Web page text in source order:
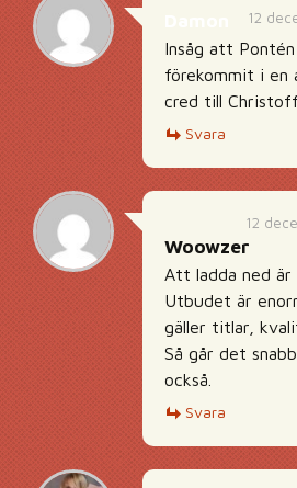
12
Insåg att
förekommit i en
cred till
Svara
12
Woowzer
Att ladda ned är
Utbudet är
gäller titlar,
Så går det
också.
Svara